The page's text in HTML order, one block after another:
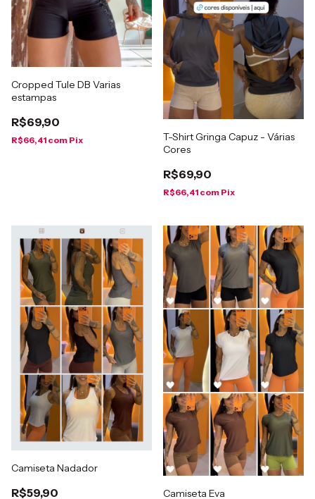
Cropped Tule DB Varias
estampas
R$69,90
R$66,41 com Pix
T-Shirt Gringa Capuz - Várias
Cores
R$69,90
R$66,41 com Pix
Camiseta Nadador
R$59,90 Camiseta Eva